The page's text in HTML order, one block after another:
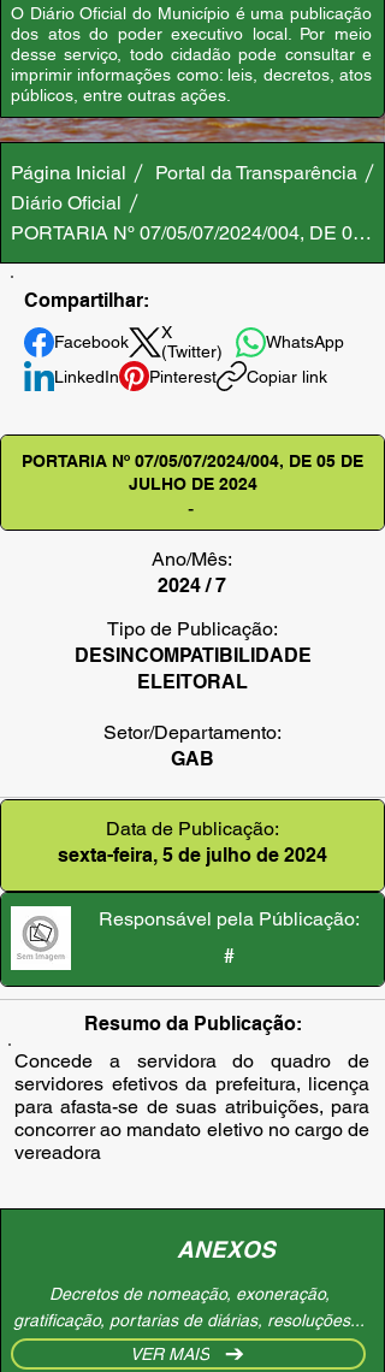
O Diário Oficial do Município é uma publicação
dos atos do poder executivo local. Por meio
desse serviço, todo cidadão pode consultar e
imprimir informações como: leis, decretos, atos
públicos, entre outras ações.
Página Inicial
Portal da Transparência
Diário Oficial
PORTARIA Nº 07/05/07/2024/004, DE 05
Compartilhar:
Facebook
X
(Twitter)
WhatsApp
LinkedIn
Pinterest Copiar link
PORTARIA Nº 07/05/07/2024/004, DE 05 DE
JULHO DE 2024
-
Ano/Mês:
2024 / 7
Tipo de Publicação:
DESINCOMPATIBILIDADE
ELEITORAL
Setor/Departamento:
GAB
Data de Publicação:
sexta-feira, 5 de julho de 2024
Responsável pela Públicação:
#
Resumo da Publicação:
Concede a servidora do quadro de
servidores efetivos da prefeitura, licença
para afasta-se de suas atribuições, para
concorrer ao mandato eletivo no cargo de
vereadora
ANEXOS
Decretos de nomeação, exoneração,
gratificação, portarias de diárias, resoluções...
VER MAIS